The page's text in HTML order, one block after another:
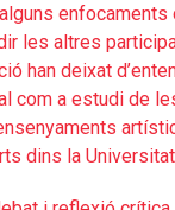
enfocaments
les altres
han deixat
com a estudi de
dins la